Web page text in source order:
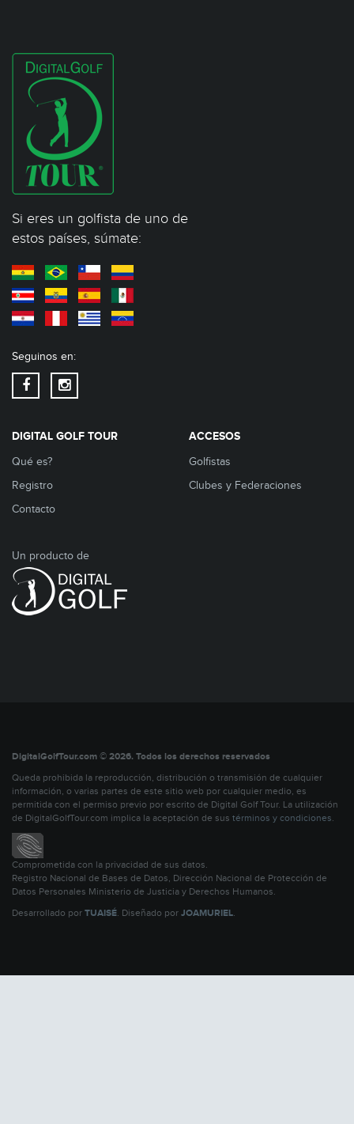
Si eres un golfista de uno de
estos países, súmate:
Seguinos en:
DIGITAL GOLF TOUR
Qué es?
Registro
Contacto
ACCESOS
Golfistas
Clubes y Federaciones
Un producto de
DigitalGolfTour.com © 2026. Todos los derechos reservados
Queda prohibida la reproducción, distribución o transmisión de cualquier
información, o varias partes de este sitio web por cualquier medio, es
permitida con el permiso previo por escrito de Digital Golf Tour. La utilización
de DigitalGolfTour.com implica la aceptación de sus términos y condiciones.
Comprometida con la privacidad de sus datos.
Registro Nacional de Bases de Datos, Dirección Nacional de Protección de
Datos Personales Ministerio de Justicia y Derechos Humanos.
Desarrollado por TUAISÉ. Diseñado por JOAMURIEL.